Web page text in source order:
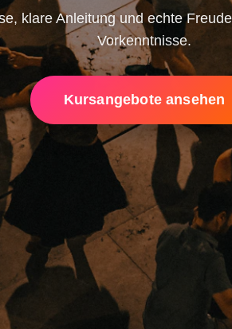
klare Anleitung und echte
Vorkenntnisse.
Kursangebote ansehen